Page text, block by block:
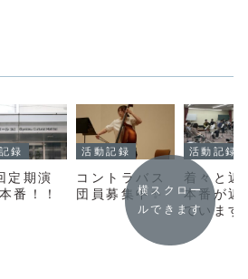
録
定期演
番！！
活動記録
コントラバス
団員募集中✨
活動記録
着々と近
本番が近
ています
横スクロー
ルできます